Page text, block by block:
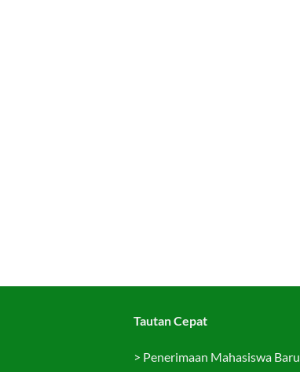
Tautan Cepat
> Penerimaan Mahasiswa Baru